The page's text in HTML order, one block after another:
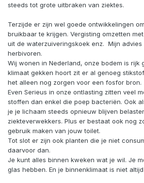
steeds tot grote uitbraken van ziektes.
Terzijde er zijn wel goede ontwikkelingen
bruikbaar te krijgen. Vergisting omzetten
uit de waterzuiveringskoek enz. Mijn advies
herbivoren.
Wij wonen in Nederland, onze bodem is rijk
klimaat gekken hoort zit er al genoeg
het alleen nog zorgen voor een fosfor bron.
Even Serieus in onze ontlasting zitten veel
stoffen dan enkel die poep bacteriën. Ook
je je lichaam steeds opnieuw blijven
ziekteverwekkers. Plus er bestaat ook nog
gebruik maken van jouw toilet.
Tot slot er zijn ook planten die je niet
daarvoor dan.
Je kunt alles binnen kweken wat je wil. Je
glas hebben. En je binnenklimaat is niet